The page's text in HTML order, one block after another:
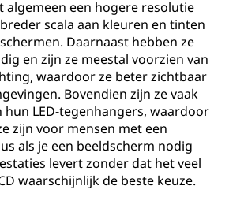
algemeen een hogere resolutie
scala aan kleuren en tinten
Daarnaast hebben ze
en zijn ze meestal voorzien van
waardoor ze beter zichtbaar
Bovendien zijn ze vaak
LED-tegenhangers, waardoor
zijn voor mensen met een
als je een beeldscherm nodig
levert zonder dat het veel
waarschijnlijk de beste keuze.